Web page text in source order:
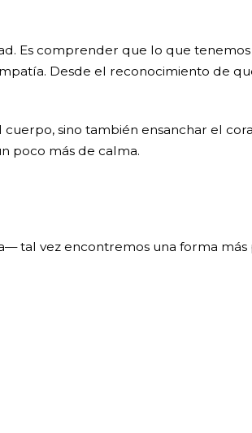
Es comprender que lo que
Desde el reconocimiento de
sino también ensanchar el
poco más de calma.
tal vez encontremos una forma más